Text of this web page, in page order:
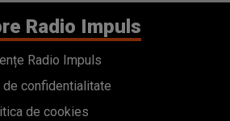
Radio Impuls
Radio Impuls
confidentialitate
de cookies